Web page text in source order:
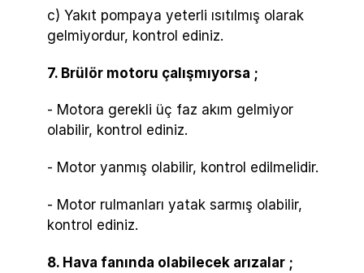
c) Yakıt pompaya yeterli ısıtılmış olarak
gelmiyordur, kontrol ediniz.
7. Brülör motoru çalışmıyorsa ;
- Motora gerekli üç faz akım gelmiyor
olabilir, kontrol ediniz.
- Motor yanmış olabilir, kontrol edilmelidir.
- Motor rulmanları yatak sarmış olabilir,
kontrol ediniz.
8. Hava fanında olabilecek arızalar ;